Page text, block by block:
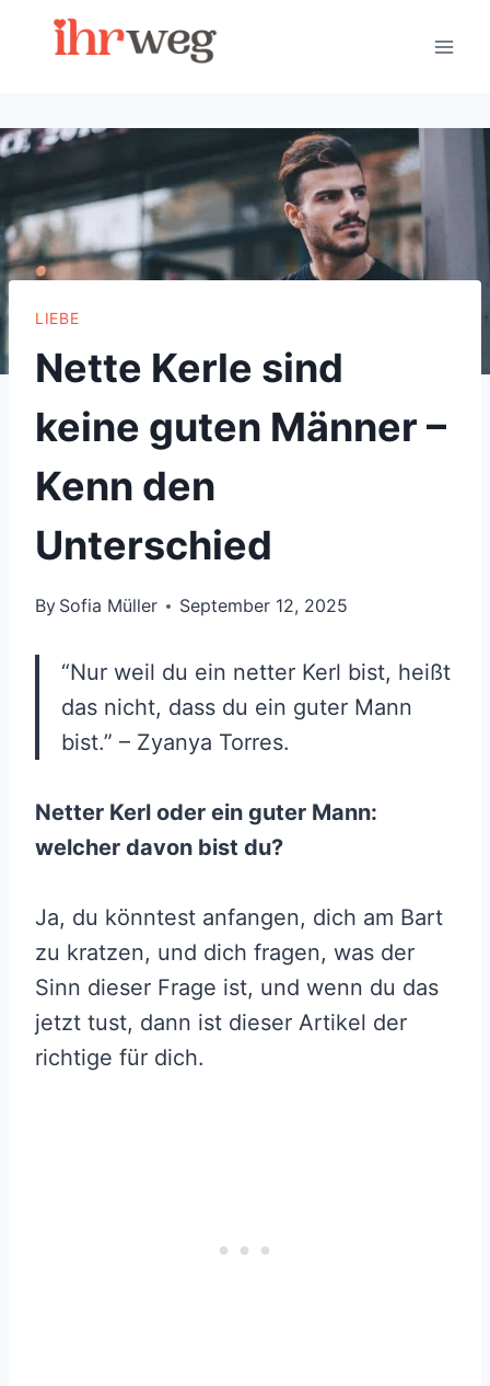
LIEBE
Nette Kerle sind
keine guten Männer –
Kenn den
Unterschied
By Sofia Müller September 12, 2025
“Nur weil du ein netter Kerl bist, heißt
das nicht, dass du ein guter Mann
bist.” – Zyanya Torres.
Netter Kerl oder ein guter Mann:
welcher davon bist du?
Ja, du könntest anfangen, dich am Bart
zu kratzen, und dich fragen, was der
Sinn dieser Frage ist, und wenn du das
jetzt tust, dann ist dieser Artikel der
richtige für dich.